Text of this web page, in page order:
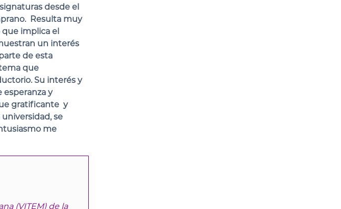
desde el
Resulta muy
implica el
un interés
de esta
que
Su interés y
esperanza y
gratificante y
se
me
(VITEM) de la